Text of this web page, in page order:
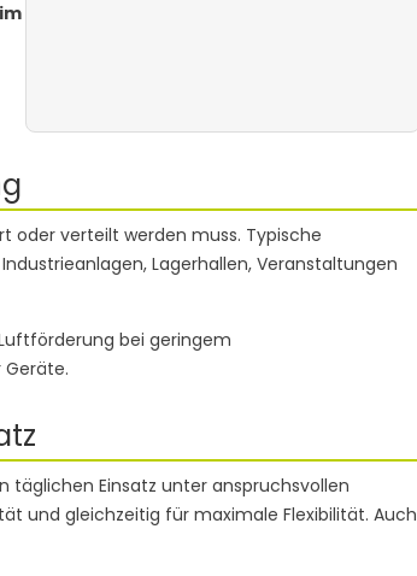
oder verteilt werden muss. Typische
Lagerhallen, Veranstaltungen
bei geringem
täglichen Einsatz unter anspruchsvollen
und gleichzeitig für maximale Flexibilität. Auch